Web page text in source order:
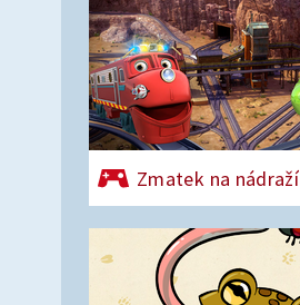
Zmatek na nádraží